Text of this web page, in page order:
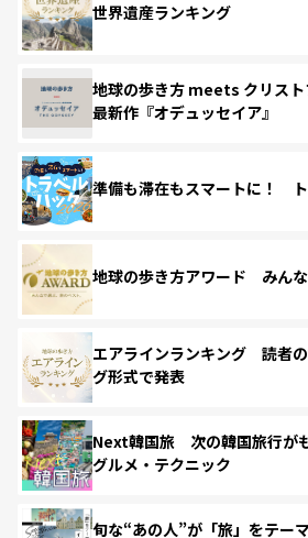
世界遺産ランキング
地球の歩き方 meets クリス
最新作『オデュッセイア』
準備も滞在もスマートに！
地球の歩き方アワード みんな
エアラインランキング 読者
グ形式で発表
Next韓国旅 次の韓国旅行が
グルメ・テクニック
旬な“あの人”が「旅」をテー